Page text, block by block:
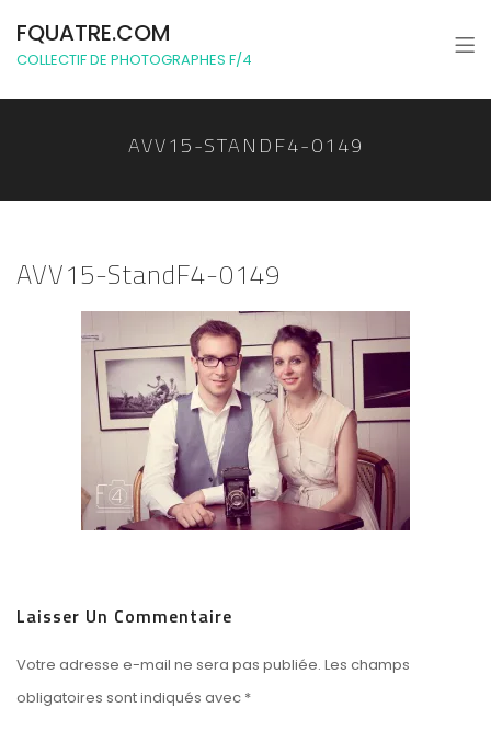
FQUATRE.COM
COLLECTIF DE PHOTOGRAPHES F/4
AVV15-STANDF4-0149
AVV15-StandF4-0149
Laisser Un Commentaire
Votre adresse e-mail ne sera pas publiée. Les champs
obligatoires sont indiqués avec *